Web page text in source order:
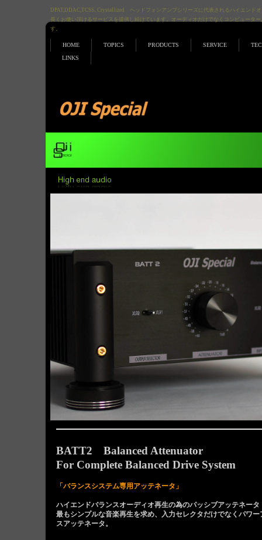
DPAT,DDAC,TCSS､Crystallized ヘッドフォンアンプシリーズに代表されるハイエンド
長くお使い頂けるサービスを提供し続けています。オーディオだけでなくコンピュー
す。
HOME TOPICS PRODUCTS SERVICE
LINKS
BATT2 Balanced Attenuator
For Complete Balanced Drive System
「バランスシステム専用アッテネータ」
ハイエンドバランスオーディオ再生の為のパッシブアッテネータ
最もシンプルな音楽再生を求め、入力セレクタだけでなくパワ
スアッテネータ。